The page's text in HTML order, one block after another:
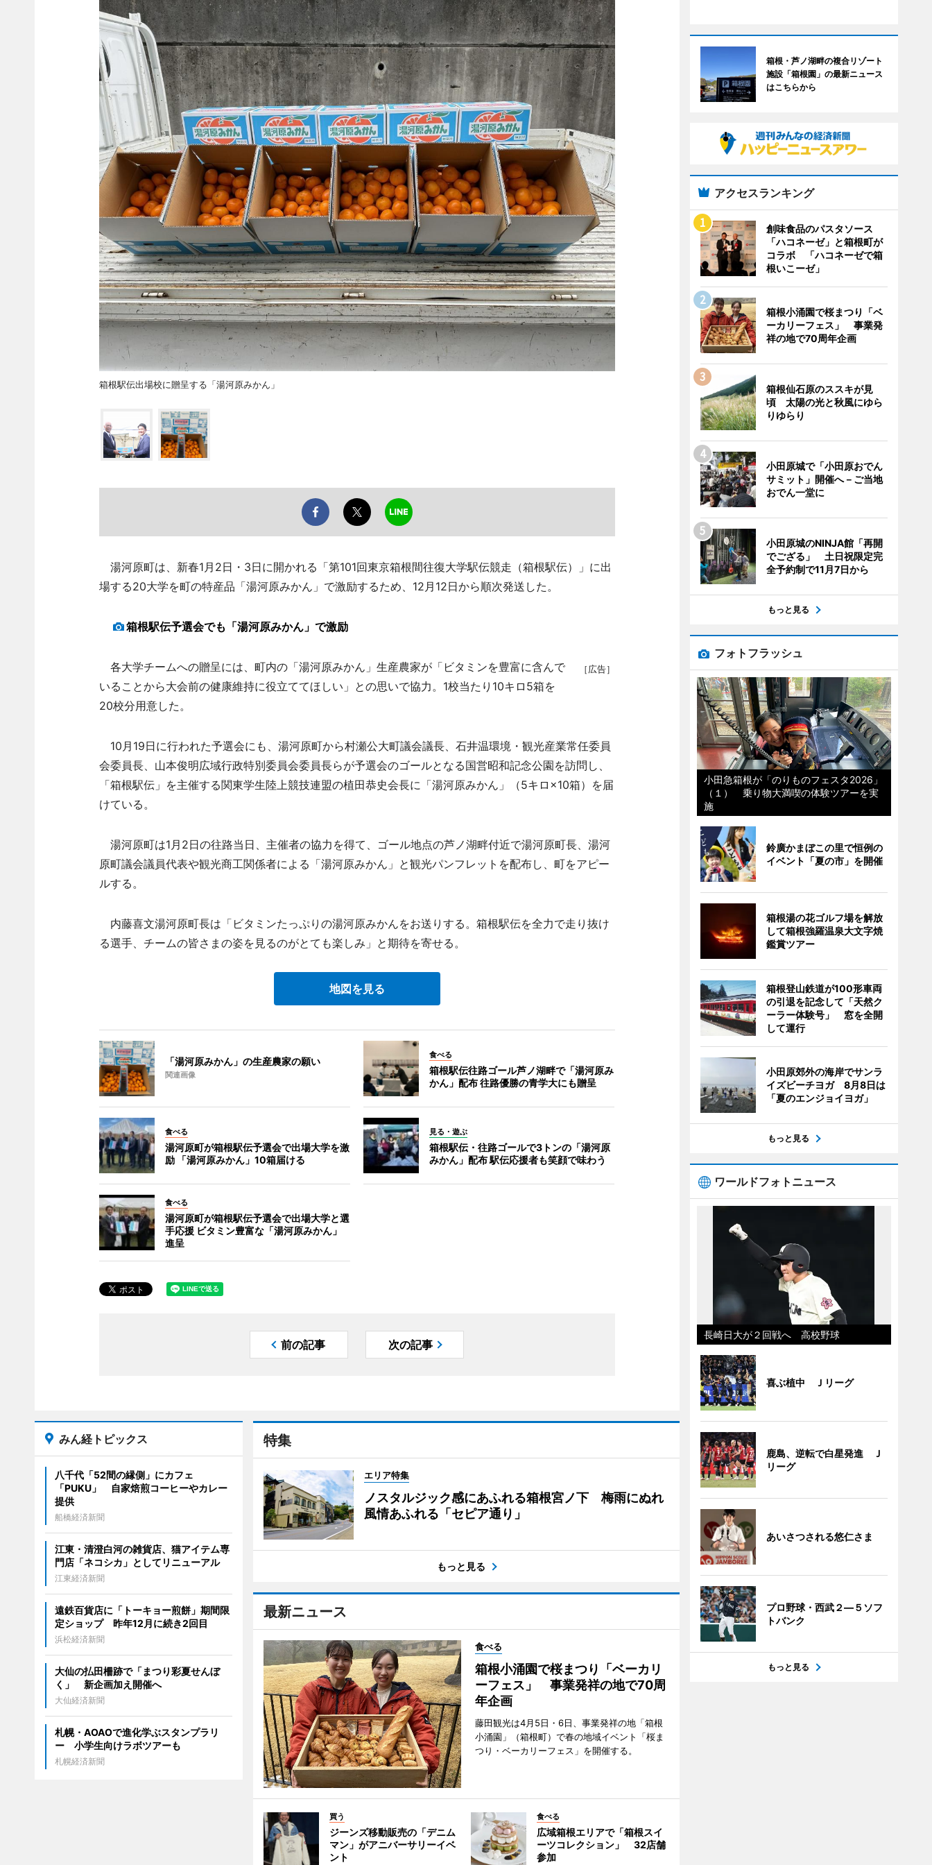
箱根駅伝出場校に贈呈する「湯河原みかん」
湯河原町は、新春1月2日・3日に開かれる「第101回東京箱根間往復大学駅伝競走（箱根駅伝）」に出
場する20大学を町の特産品「湯河原みかん」で激励するため、12月12日から順次発送した。
箱根駅伝予選会でも「湯河原みかん」で激励
［広告］
各大学チームへの贈呈には、町内の「湯河原みかん」生産農家が「ビタミンを豊富に含んで
いることから大会前の健康維持に役立ててほしい」との思いで協力。1校当たり10キロ5箱を
20校分用意した。
10月19日に行われた予選会にも、湯河原町から村瀬公大町議会議長、石井温環境・観光産業常任委員
会委員長、山本俊明広域行政特別委員会委員長らが予選会のゴールとなる国営昭和記念公園を訪問し、
「箱根駅伝」を主催する関東学生陸上競技連盟の植田恭史会長に「湯河原みかん」（5キロ×10箱）を届
けている。
湯河原町は1月2日の往路当日、主催者の協力を得て、ゴール地点の芦ノ湖畔付近で湯河原町長、湯河
原町議会議員代表や観光商工関係者による「湯河原みかん」と観光パンフレットを配布し、町をアピー
ルする。
内藤喜文湯河原町長は「ビタミンたっぷりの湯河原みかんをお送りする。箱根駅伝を全力で走り抜け
る選手、チームの皆さまの姿を見るのがとても楽しみ」と期待を寄せる。
地図を見る
「湯河原みかん」の生産農家の願い
関連画像
食べる
箱根駅伝往路ゴール芦ノ湖畔で「湯河原み
かん」配布 往路優勝の青学大にも贈呈
食べる
湯河原町が箱根駅伝予選会で出場大学を激
励 「湯河原みかん」10箱届ける
見る・遊ぶ
箱根駅伝・往路ゴールで3トンの「湯河原
みかん」配布 駅伝応援者も笑顔で味わう
食べる
湯河原町が箱根駅伝予選会で出場大学と選
手応援 ビタミン豊富な「湯河原みかん」
進呈
前の記事 次の記事
特集
エリア特集
ノスタルジック感にあふれる箱根宮ノ下 梅雨にぬれ
風情あふれる「セピア通り」
もっと見る
最新ニュース
食べる
箱根小涌園で桜まつり「ベーカリ
ーフェス」 事業発祥の地で70周
年企画
藤田観光は4月5日・6日、事業発祥の地「箱根
小涌園」（箱根町）で春の地域イベント「桜ま
つり・ベーカリーフェス」を開催する。
買う
ジーンズ移動販売の「デニム
マン」がアニバーサリーイベ
ント
食べる
広域箱根エリアで「箱根スイ
ーツコレクション」 32店舗
参加
みん経トピックス
八千代「52間の縁側」にカフェ
「PUKU」 自家焙煎コーヒーやカレー
提供
船橋経済新聞
江東・清澄白河の雑貨店、猫アイテム専
門店「ネコシカ」としてリニューアル
江東経済新聞
遠鉄百貨店に「トーキョー煎餅」期間限
定ショップ 昨年12月に続き2回目
浜松経済新聞
大仙の払田柵跡で「まつり彩夏せんぼ
く」 新企画加え開催へ
大仙経済新聞
札幌・AOAOで進化学ぶスタンプラリ
ー 小学生向けラボツアーも
札幌経済新聞
箱根・芦ノ湖畔の複合リゾート
施設「箱根園」の最新ニュース
はこちらから
アクセスランキング
創味食品のパスタソース
「ハコネーゼ」と箱根町が
コラボ 「ハコネーゼで箱
根いこーゼ」
箱根小涌園で桜まつり「ベ
ーカリーフェス」 事業発
祥の地で70周年企画
箱根仙石原のススキが見
頃 太陽の光と秋風にゆら
りゆらり
小田原城で「小田原おでん
サミット」開催へ－ご当地
おでん一堂に
小田原城のNINJA館「再開
でござる」 土日祝限定完
全予約制で11月7日から
もっと見る
フォトフラッシュ
小田急箱根が「のりものフェスタ2026」
（１） 乗り物大満喫の体験ツアーを実
施
鈴廣かまぼこの里で恒例の
イベント「夏の市」を開催
箱根湯の花ゴルフ場を解放
して箱根強羅温泉大文字焼
鑑賞ツアー
箱根登山鉄道が100形車両
の引退を記念して「天然ク
ーラー体験号」 窓を全開
して運行
小田原郊外の海岸でサンラ
イズビーチヨガ 8月8日は
「夏のエンジョイヨガ」
もっと見る
ワールドフォトニュース
長崎日大が２回戦へ 高校野球
喜ぶ植中 Ｊリーグ
鹿島、逆転で白星発進 Ｊ
リーグ
あいさつされる悠仁さま
プロ野球・西武２―５ソフ
トバンク
もっと見る